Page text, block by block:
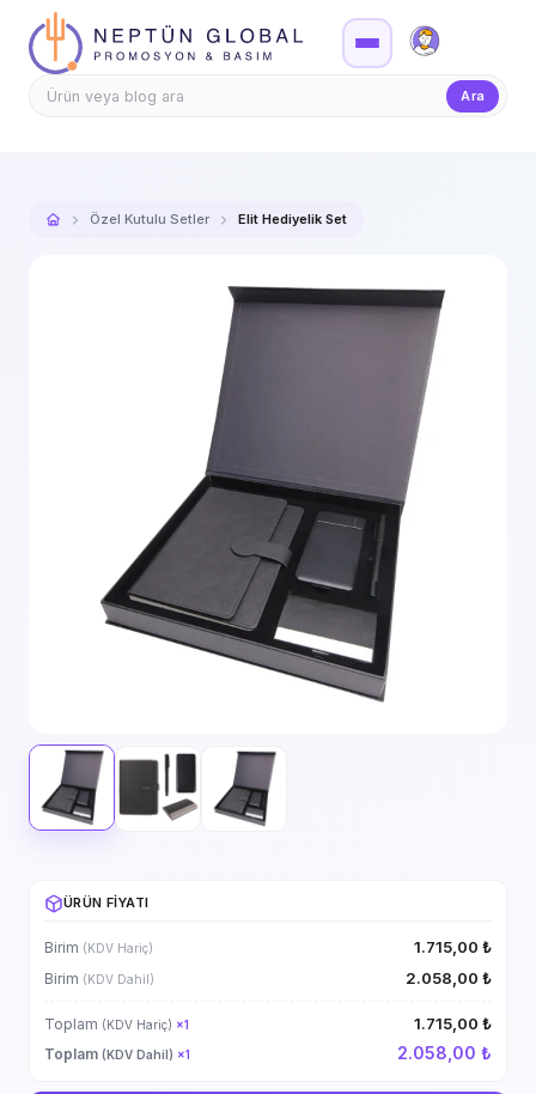
Firma Girişi
Ara
Özel Kutulu Setler Elit Hediyelik Set
ÜRÜN FIYATI
Birim (KDV Hariç) 1.715,00 ₺
Birim (KDV Dahil) 2.058,00 ₺
Toplam (KDV Hariç) ×1 1.715,00 ₺
Toplam (KDV Dahil) ×1 2.058,00 ₺